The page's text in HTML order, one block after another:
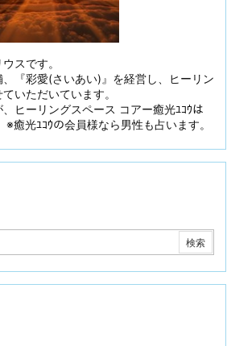
スです。
『彩愛(さいあい)』を経営し、ヒーリン
いただいています。
、ヒーリングスペース コアー癒光ﾕｺｳは
癒光ﾕｺｳの会員様なら男性も占います。